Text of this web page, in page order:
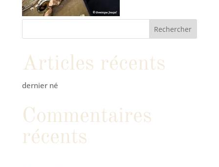
Articles récents
dernier né
Commentaires
récents